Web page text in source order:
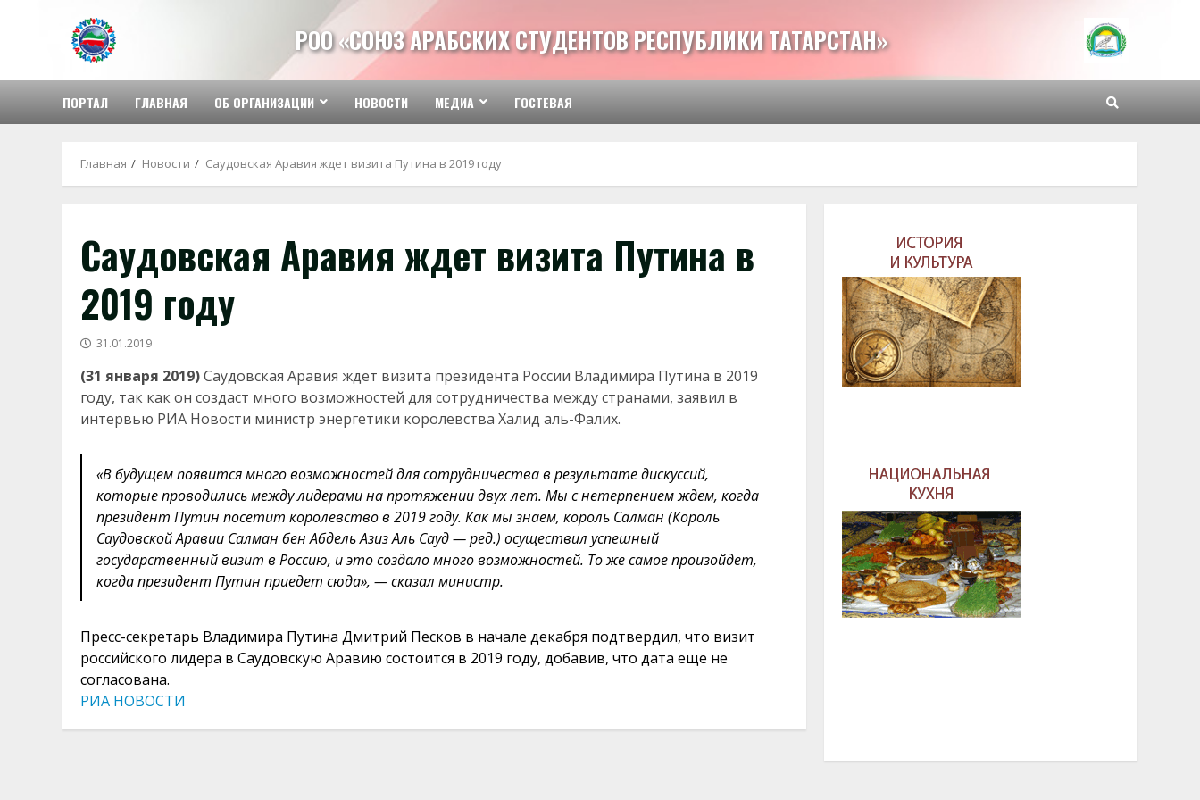
содержимому
РОО «СОЮЗ АРАБСКИХ СТУДЕНТОВ РЕСПУБЛИКИ ТАТАРСТАН»
ПОРТАЛ ГЛАВНАЯ ОБ ОРГАНИЗАЦИИ НОВОСТИ МЕДИА ГОСТЕВАЯ
Главная Новости Саудовская Аравия ждет визита Путина в 2019 году
Саудовская Аравия ждет визита Путина в
2019 году
31.01.2019
(31 января 2019)Саудовская Аравия ждет визита президента России Владимира Путина в 2019
году, так как он создаст много возможностей для сотрудничества между странами, заявил в
интервью РИА Новости министр энергетики королевства Халид аль-Фалих.
«В будущем появится много возможностей для сотрудничества в результате дискуссий,
которые проводились между лидерами на протяжении двух лет. Мы с нетерпением ждем, когда
президент Путин посетит королевство в 2019 году. Как мы знаем, король Салман (Король
Саудовской Аравии Салман бен Абдель Азиз Аль Сауд — ред.) осуществил успешный
государственный визит в Россию, и это создало много возможностей. То же самое произойдет,
когда президент Путин приедет сюда», — сказал министр.
Пресс-секретарь Владимира Путина Дмитрий Песков в начале декабря подтвердил, что визит
российского лидера в Саудовскую Аравию состоится в 2019 году, добавив, что дата еще не
согласована.
РИА НОВОСТИ